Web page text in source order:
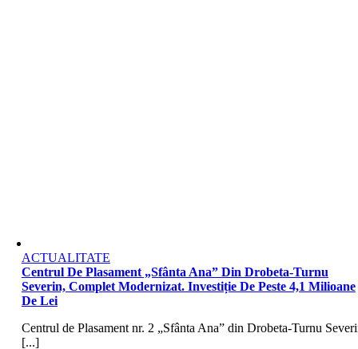
ACTUALITATE
Centrul De Plasament „Sfânta Ana” Din Drobeta-Turnu
Severin, Complet Modernizat. Investiție De Peste 4,1 Milioane
De Lei
Centrul de Plasament nr. 2 „Sfânta Ana” din Drobeta-Turnu
[...]